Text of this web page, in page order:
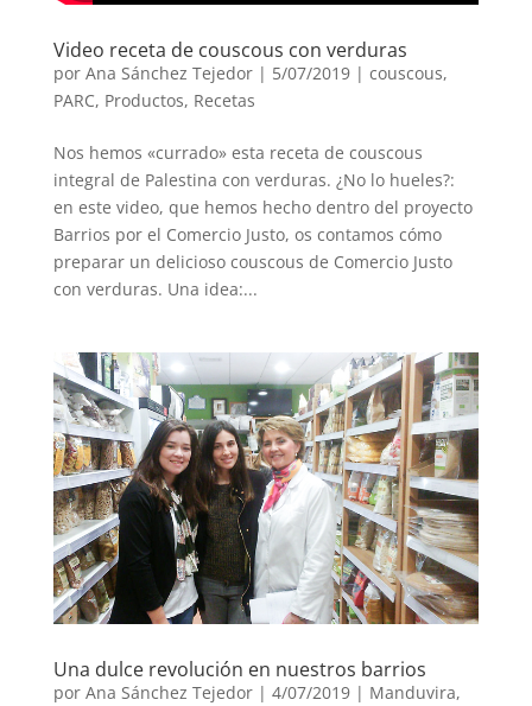
Video receta de couscous con verduras
por Ana Sánchez Tejedor| 5/07/2019 | couscous,
PARC, Productos, Recetas
Nos hemos «currado» esta receta de couscous
integral de Palestina con verduras. ¿No lo hueles?:
en este video, que hemos hecho dentro del proyecto
Barrios por el Comercio Justo, os contamos cómo
preparar un delicioso couscous de Comercio Justo
con verduras. Una idea:...
Una dulce revolución en nuestros barrios
por Ana Sánchez Tejedor| 4/07/2019 | Manduvira,